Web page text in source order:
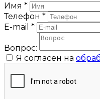
Имя *
Телефон *
E-mail *
Вопрос:
Я согласен на